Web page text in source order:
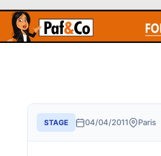
STAGE 04/04/2011 Paris